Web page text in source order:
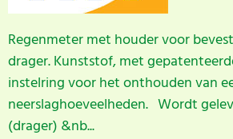
Regenmeter met houder voor
drager. Kunststof, met
instelring voor het onthouden van
neerslaghoeveelheden. Wordt
(drager) &nb...